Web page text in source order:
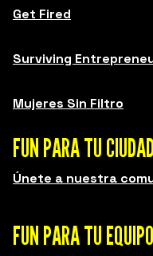
Get Fired
Surviving
Mujeres Sin Filtro
FUN PARA TU CIUDAD
Únete a nuestra
FUN PARA TU EQUIPO